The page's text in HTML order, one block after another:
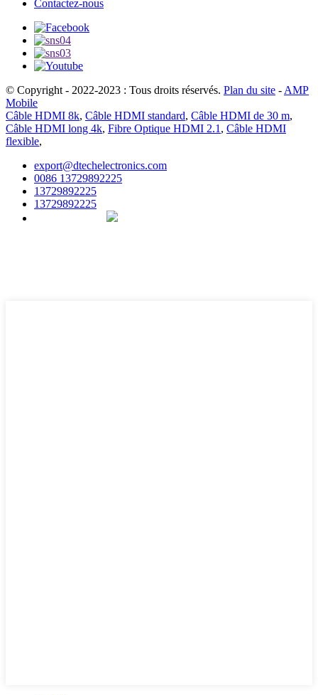
Contactez-nous
© Copyright - 2022-2023 : Tous droits réservés. Plan du site - AMP
Mobile
Câble HDMI 8k, Câble HDMI standard, Câble HDMI de 30 m,
Câble HDMI long 4k, Fibre Optique HDMI 2.1 , Câble HDMI
flexible,
export@dtechelectronics.com
0086 13729892225
13729892225
13729892225